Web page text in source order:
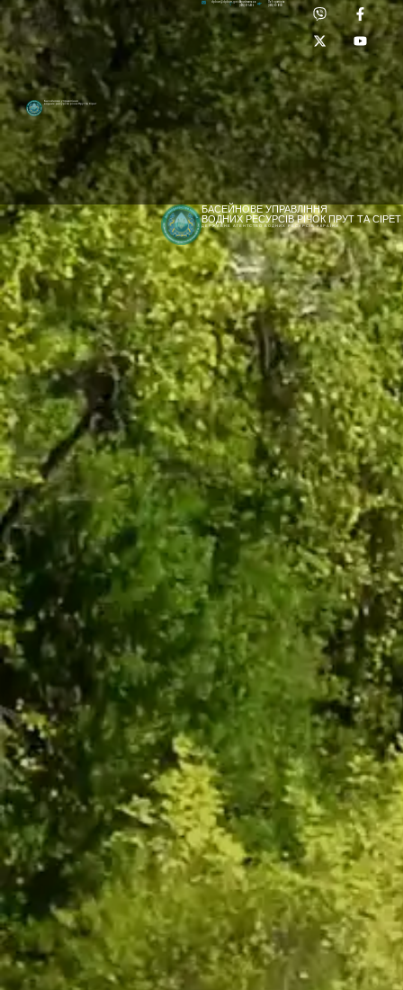
[newyear_garland]
Басейнове управління
водних ресурсів річок Прут та Сірет
Лабораторія:
(0372) 53-92-00
dpbuvr@dpbuvr.gov.uaПриймальня:
(0372) 51-14-56
БАСЕЙНОВЕ УПРАВЛІННЯ
ВОДНИХ РЕСУРСІВ РІЧОК ПРУТ ТА СІРЕТ
ДЕРЖАВНЕ АГЕНТСТВО ВОДНИХ РЕСУРСІВ УКРАЇНИ